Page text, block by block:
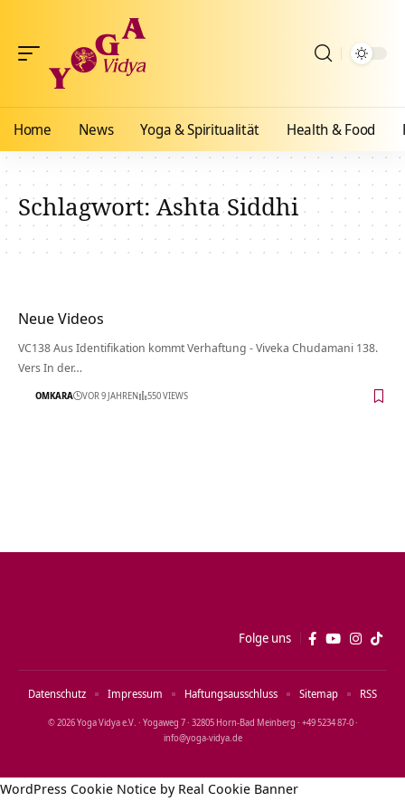
Home News Yoga & Spiritualität Health & Food
Schlagwort:Ashta Siddhi
Neue Videos
VC138 Aus Identifikation kommt Verhaftung - Viveka Chudamani 138.
Vers In der…
OMKARA VOR 9 JAHREN 550 VIEWS
Folge uns
© 2026 Yoga Vidya e.V. · Yogaweg 7 · 32805 Horn‑Bad Meinberg · +49 5234 87‑0 ·
info@yoga‑vidya.de
Datenschutz Impressum Haftungsausschluss Sitemap RSS
WordPress Cookie Notice by Real Cookie Banner